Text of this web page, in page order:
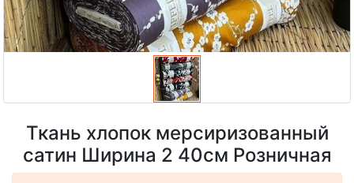
Ткань хлопок мерсиризованный
сатин Ширина 2 40см Розничная